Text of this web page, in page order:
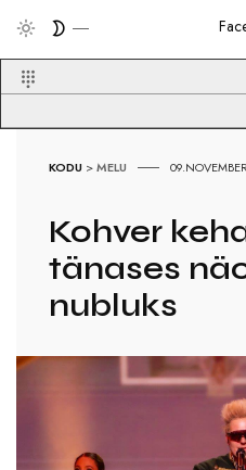
KODU >MELU
Kohver
tänases
nubluks